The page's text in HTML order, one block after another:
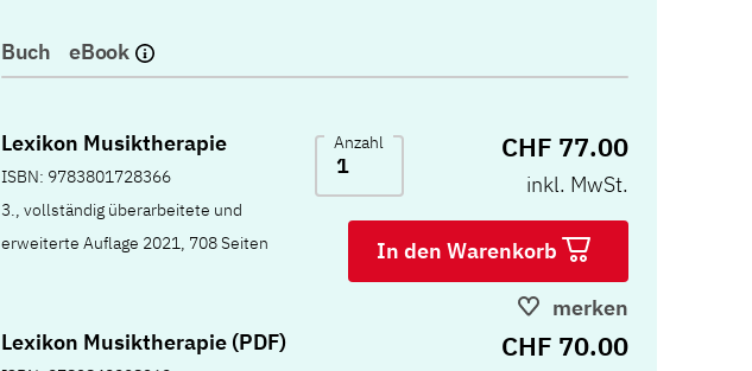
Buch eBook
Lexikon Musiktherapie
ISBN: 9783801728366
3., vollständig überarbeitete und
erweiterte Auflage 2021, 708 Seiten
Anzahl CHF 77.00
inkl. MwSt.
In den Warenkorb
merken
Lexikon Musiktherapie (PDF)
CHF 70.00